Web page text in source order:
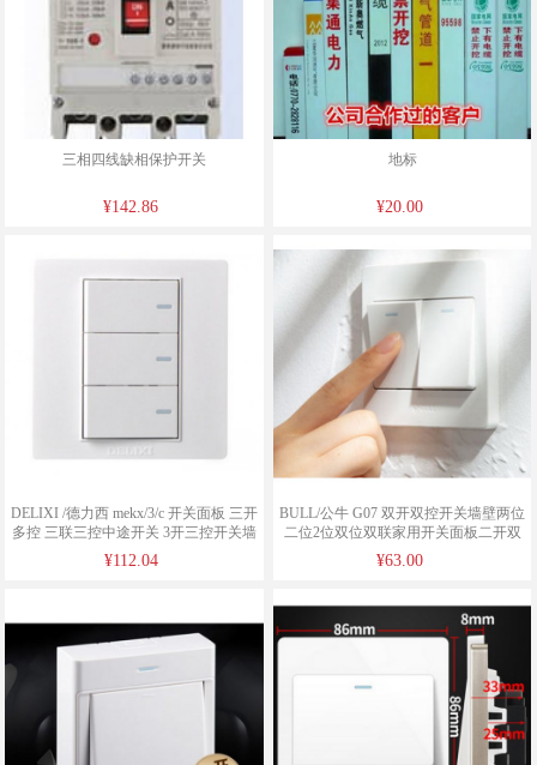
三相四线缺相保护开关
¥142.86
地标
¥20.00
DELIXI /德力西 mekx/3/c 开关面板 三开
多控 三联三控中途开关 3开三控开关墙
壁面板
¥112.04
BULL/公牛 G07 双开双控开关墙壁两位
二位2位双位双联家用开关面板二开双
控
¥63.00